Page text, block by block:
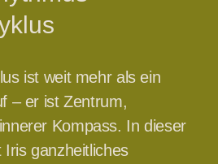
ist weit mehr als ein
– er ist Zentrum,
Kompass. In dieser
ganzheitliches